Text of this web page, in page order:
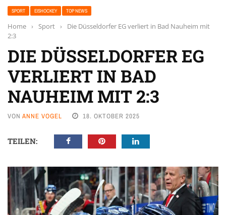
SPORT EISHOCKEY TOP NEWS
Home › Sport ›
Die Düsseldorfer EG verliert in Bad Nauheim mit
2:3
DIE DÜSSELDORFER EG
VERLIERT IN BAD
NAUHEIM MIT 2:3
VON ANNE VOGEL 18. OKTOBER 2025
TEILEN: